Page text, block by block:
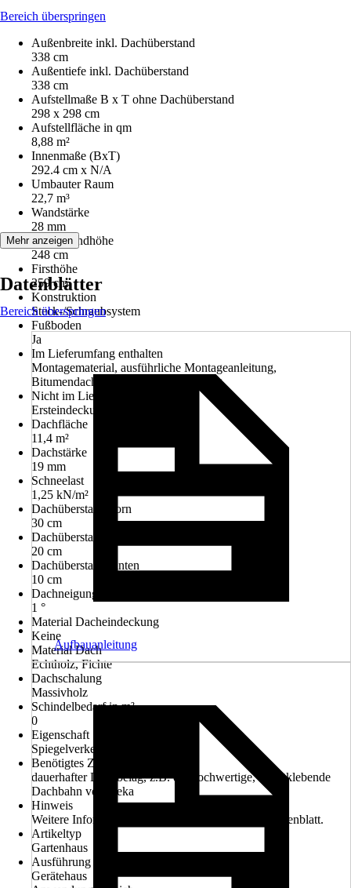
Bereich überspringen
Außenbreite inkl. Dachüberstand
338 cm
Außentiefe inkl. Dachüberstand
338 cm
Aufstellmaße B x T ohne Dachüberstand
298 x 298 cm
Aufstellfläche in qm
8,88 m²
Innenmaße (BxT)
292.4 cm x N/A
Umbauter Raum
22,7 m³
Wandstärke
28 mm
Seitenwandhöhe
248 cm
Firsthöhe
259 cm
Konstruktion
Steck-/Schraubsystem
Fußboden
Ja
Im Lieferumfang enthalten
Montagematerial, ausführliche Montageanleitung,
Bitumendachbelag zur Ersteindeckung
Nicht im Lieferumfang enthalten
Ersteindeckung Dach
Dachfläche
11,4 m²
Dachstärke
19 mm
Schneelast
1,25 kN/m²
Dachüberstand vorn
30 cm
Dachüberstand seitlich
20 cm
Dachüberstand hinten
10 cm
Dachneigung
1 °
Material Dacheindeckung
Keine
Material Dach
Echtholz, Fichte
Dachschalung
Massivholz
Schindelbedarf in m²
0
Eigenschaft
Spiegelverkehrt aufbaubar
Benötigtes Zubehör
dauerhafter Dachbelag, z.B. die hochwertige, selbstklebende
Dachbahn von weka
Hinweis
Weitere Informationen entnehmen Sie bitte dem Datenblatt.
Artikeltyp
Gartenhaus
Ausführung
Gerätehaus
Mehr anzeigen
Datenblätter
Bereich überspringen
Aufbauanleitung